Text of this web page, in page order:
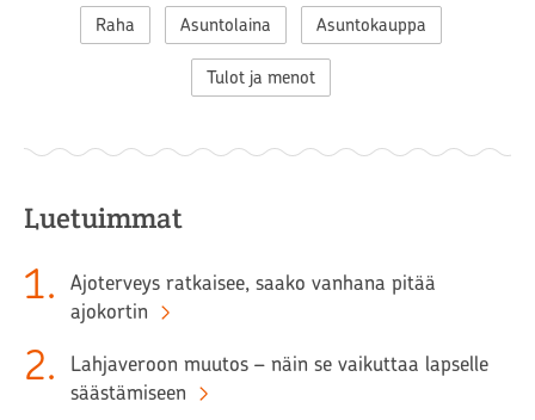
Raha Asuntolaina Asuntokauppa
Tulot ja menot
Luetuimmat
1.
Ajoterveys ratkaisee, saako vanhana pitää
ajokortin
2.
Lahjaveroon muutos – näin se vaikuttaa lapselle
säästämiseen